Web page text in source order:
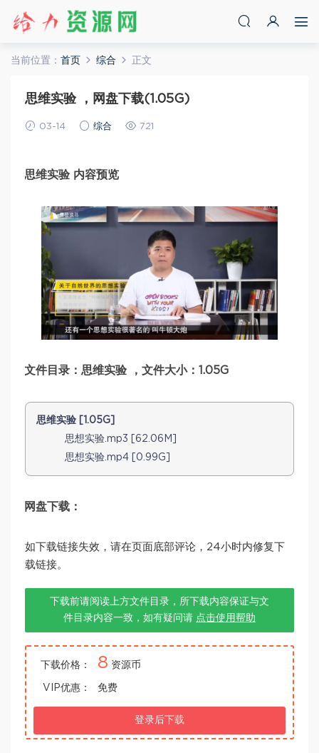
当前位置： 首页 综合 正文
思维实验 ，网盘下载(1.05G)
03-14 综合 721
思维实验 内容预览
文件目录：思维实验 ，文件大小：1.05G
思维实验 [1.05G]
思想实验.mp3 [62.06M]
思想实验.mp4 [0.99G]
网盘下载：
如下载链接失效，请在页面底部评论，24小时内修复下
载链接。
下载前请阅读上方文件目录，所下载内容保证与文
件目录内容一致，如有疑问请 点击使用帮助
下载价格： 8 资源币
VIP优惠： 免费
登录后下载